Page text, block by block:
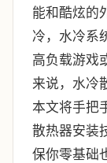
能和酷炫的
冷，水冷系
高负载游戏
来说，水冷
本文将手把
散热器安装
保你零基础